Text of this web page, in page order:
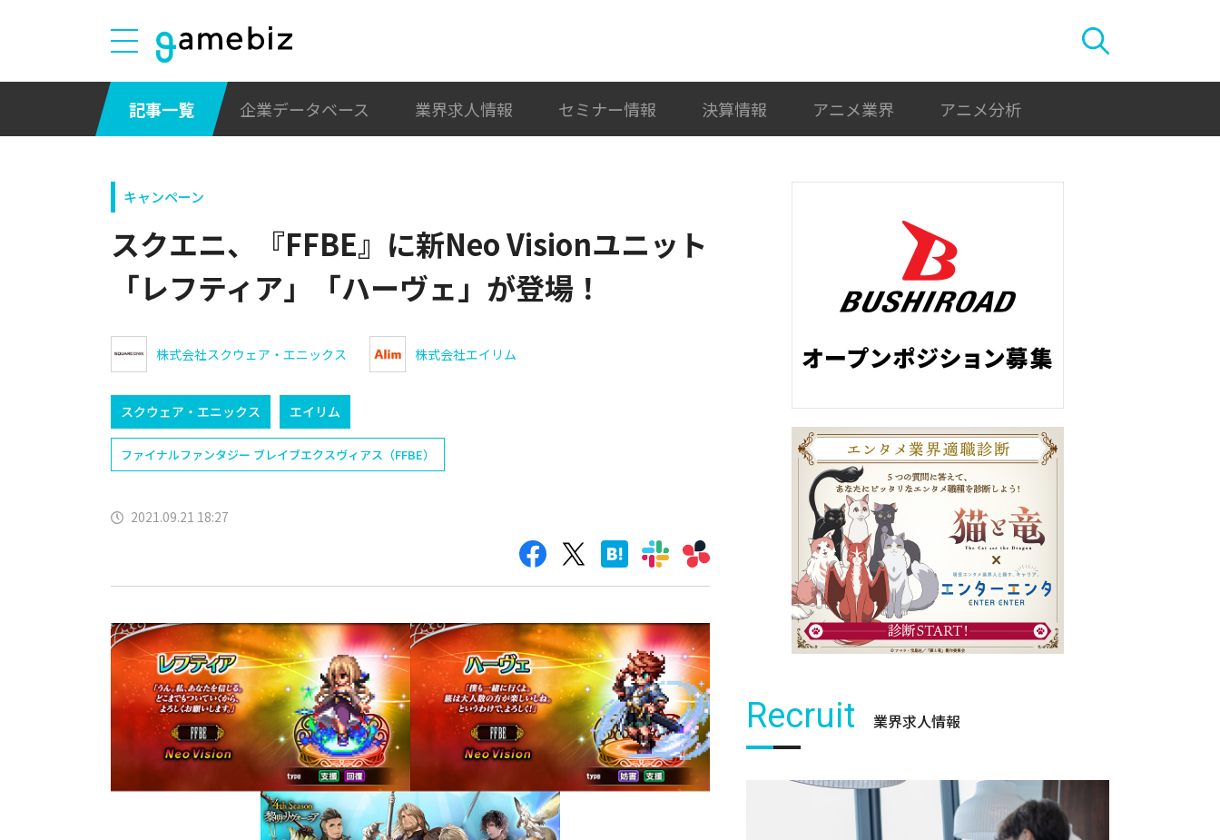
記事一覧 企業データベース 業界求人情報 セミナー情報 決算情報 アニメ業界 アニメ分析
キャンペーン
スクエニ、『FFBE』に新Neo Visionユニット
「レフティア」「ハーヴェ」が登場！
株式会社スクウェア・エニックス 株式会社エイリム
スクウェア・エニックス エイリム
ファイナルファンタジー ブレイブエクスヴィアス（FFBE）
2021.09.21 18:27
Recruit 業界求人情報